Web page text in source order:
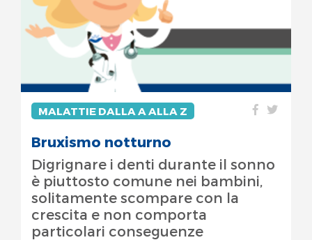
MALATTIE DALLA A ALLA Z
Bruxismo notturno
Digrignare i denti durante il sonno
è piuttosto comune nei bambini,
solitamente scompare con la
crescita e non comporta
particolari conseguenze